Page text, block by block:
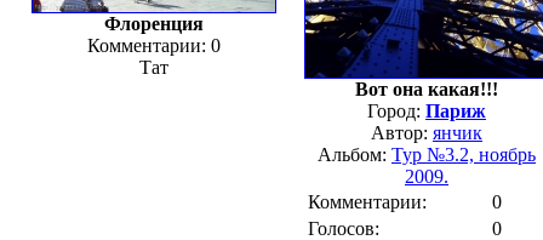
Флоренция
Комментарии: 0
Тат
Вот она какая!!!
Город: Париж
Автор: янчик
Альбом: Тур №3.2, ноябрь
2009.
Комментарии:
0
Голосов:
0